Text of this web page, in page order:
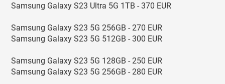
Samsung Galaxy S23 Ultra 5G 1TB - 370 EUR
Samsung Galaxy S23 5G 256GB - 270 EUR
Samsung Galaxy S23 5G 512GB - 300 EUR
Samsung Galaxy S23 5G 128GB - 250 EUR
Samsung Galaxy S23 5G 256GB - 280 EUR